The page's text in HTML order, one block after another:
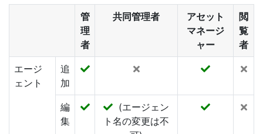
ナレッジベース
管
理
者
共同管理者
アセット
マネージ
ャー
閲
覧
者
エージ
ェント
追
加
編
集
(エージェン
ト名の変更は不